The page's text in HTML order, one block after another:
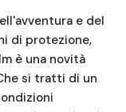
52
54
e del
di protezione,
è una novità
si tratti di un